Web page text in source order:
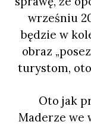
wrześniu
będzie w
obraz
turystom,
Oto jak
Maderze we